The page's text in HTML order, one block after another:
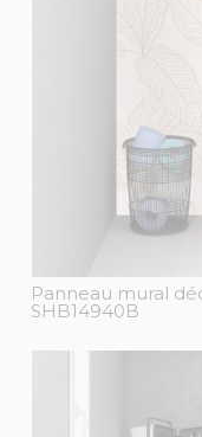
Panneau mural
SHB14940B